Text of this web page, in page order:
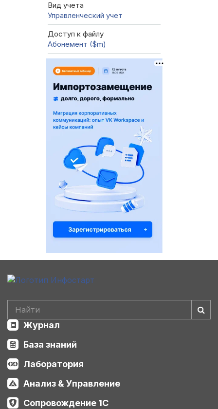
Вид учета
Управленческий учет
Доступ к файлу
Абонемент ($m)
Журнал
База знаний
Лаборатория
Анализ & Управление
Сопровождение 1С